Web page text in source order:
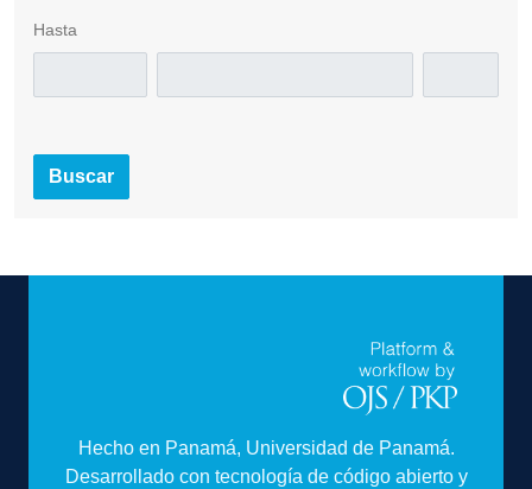
Hasta
Buscar
Hecho en Panamá, Universidad de Panamá.
Desarrollado con tecnología de código abierto y